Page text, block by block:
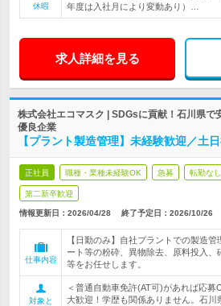
休暇
年度は入社月により変動あり）…
求人詳細を見る
株式会社エコマスク | SDGsに貢献！石川県で
優良企業
【プラント製造管理】未経験歓迎／土
正社員 職種・業種未経験OK 急募 転勤なし
第二新卒歓迎
情報更新日：2026/04/28 終了予定日： 2026/10/26
仕事内容
【日勤のみ】自社プラントでの製造
ート等の粉砕、異物除去、原料投入
等をお任せします。
対象と
＜普通自動車免許(AT可)があれば応募
大歓迎！学歴も関係ありません。石川